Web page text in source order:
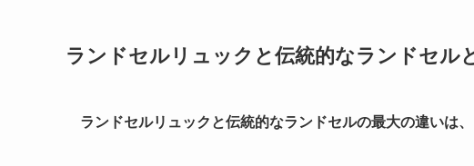
ランドセルリュックと伝統的なランドセル
ランドセルリュックと伝統的なランドセルの最大の違いは